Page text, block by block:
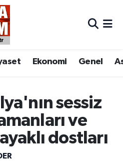
Ekonomi Genel
sessiz
ve
dostları
Haritası
ve Fikstür